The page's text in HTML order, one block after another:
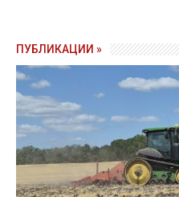
ПУБЛИКАЦИИ »